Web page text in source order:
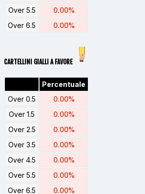
Over 5.5
0.00%
Over 6.5
0.00%
CARTELLINI GIALLI A FAVORE
Percentuale
Over 0.5
0.00%
Over 1.5
0.00%
Over 2.5
0.00%
Over 3.5
0.00%
Over 4.5
0.00%
Over 5.5
0.00%
Over 6.5
0.00%